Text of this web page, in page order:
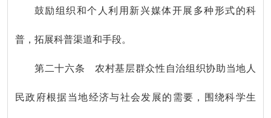
鼓励组织和个人利用新兴媒体开展多种形式的科
普，拓展科普渠道和手段。
第二十六条 农村基层群众性自治组织协助当地人
民政府根据当地经济与社会发展的需要，围绕科学生